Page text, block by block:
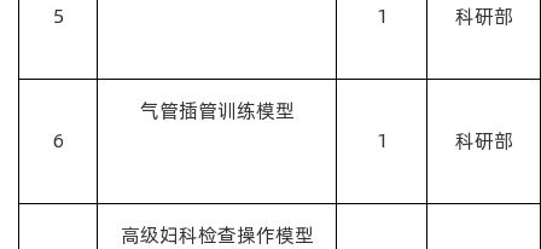
5
1
科研部
6
气管插管训练模型
1
科研部
高级妇科检查操作模型